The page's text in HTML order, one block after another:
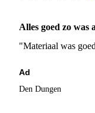
Alles goed zo was
"Materiaal was
Ad
Den Dungen